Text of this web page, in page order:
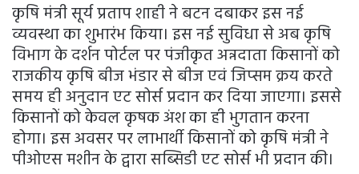
कृषि मंत्री सूर्य प्रताप शाही ने बटन दबाकर इस नई
व्यवस्था का शुभारंभ किया। इस नई सुविधा से अब कृषि
विभाग के दर्शन पोर्टल पर पंजीकृत अन्नदाता किसानों को
राजकीय कृषि बीज भंडार से बीज एवं जिप्सम क्रय करते
समय ही अनुदान एट सोर्स प्रदान कर दिया जाएगा। इससे
किसानों को केवल कृषक अंश का ही भुगतान करना
होगा। इस अवसर पर लाभार्थी किसानों को कृषि मंत्री ने
पीओएस मशीन के द्वारा सब्सिडी एट सोर्स भी प्रदान की।